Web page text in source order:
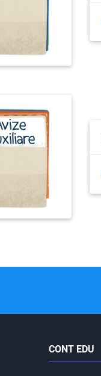
CONT EDU